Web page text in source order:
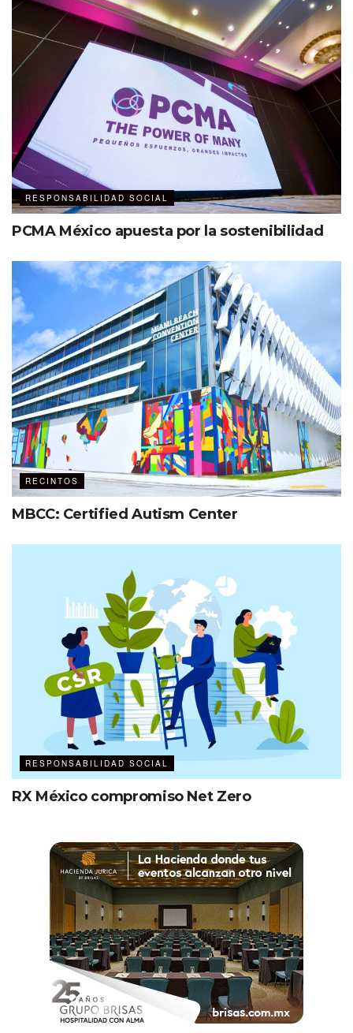
RESPONSABILIDAD SOCIAL
PCMA México apuesta por la sostenibilidad
RECINTOS
MBCC: Certified Autism Center
RESPONSABILIDAD SOCIAL
RX México compromiso Net Zero